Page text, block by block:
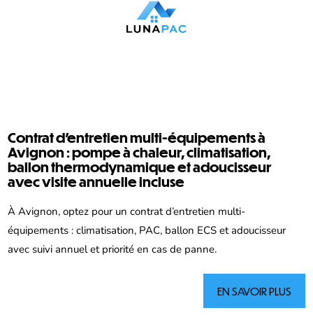
Contrat d’entretien multi-équipements à
Avignon : pompe à chaleur, climatisation,
ballon thermodynamique et adoucisseur
avec visite annuelle incluse
À Avignon, optez pour un contrat d’entretien multi-
équipements : climatisation, PAC, ballon ECS et adoucisseur
avec suivi annuel et priorité en cas de panne.
EN SAVOIR PLUS